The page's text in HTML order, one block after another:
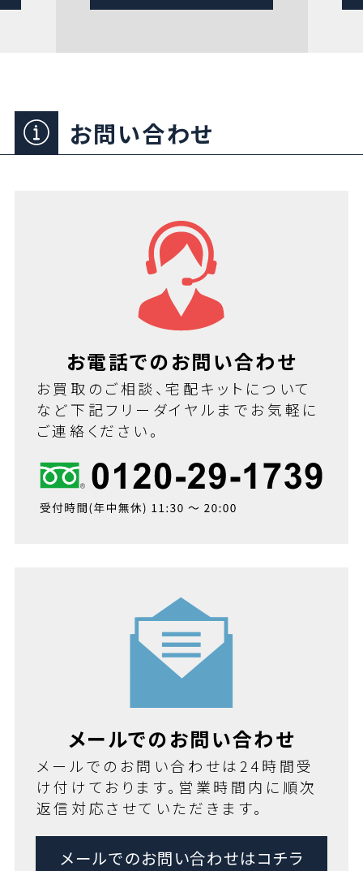
お問い合わせ
お電話でのお問い合わせ
お買取のご相談、宅配キットについて
など下記フリーダイヤルまでお気軽に
ご連絡ください。
メールでのお問い合わせ
メールでのお問い合わせは24時間受
け付けております。営業時間内に順次
返信対応させていただきます。
メールでのお問い合わせはコチラ